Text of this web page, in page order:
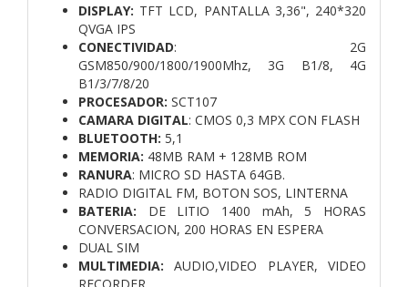
DISPLAY: TFT LCD, PANTALLA 3,36", 240*320
QVGA IPS
CONECTIVIDAD: 2G
GSM850/900/1800/1900Mhz, 3G B1/8, 4G
B1/3/7/8/20
PROCESADOR: SCT107
CAMARA DIGITAL: CMOS 0,3 MPX CON FLASH
BLUETOOTH: 5,1
MEMORIA: 48MB RAM + 128MB ROM
RANURA: MICRO SD HASTA 64GB.
RADIO DIGITAL FM, BOTON SOS, LINTERNA
BATERIA: DE LITIO 1400 mAh, 5 HORAS
CONVERSACION, 200 HORAS EN ESPERA
DUAL SIM
MULTIMEDIA: AUDIO,VIDEO PLAYER, VIDEO
RECORDER